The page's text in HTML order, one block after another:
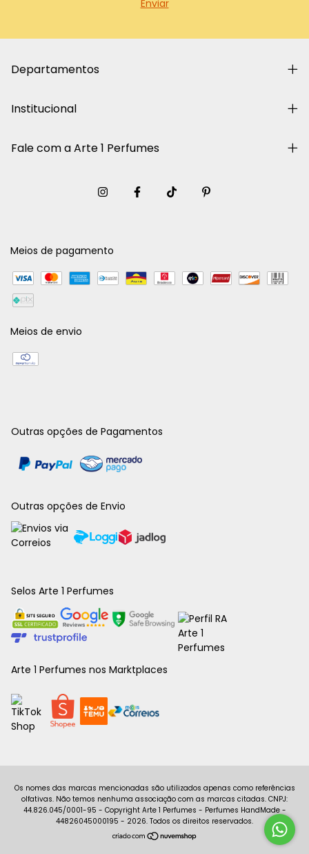
Departamentos
Institucional
Fale com a Arte 1 Perfumes
Meios de pagamento
Meios de envio
Outras opções de Pagamentos
Outras opções de Envio
Selos Arte 1 Perfumes
Arte 1 Perfumes nos Marktplaces
Copyright Arte 1 Perfumes - Perfumes HandMade -
44826045000195 - 2026. Todos os direitos reservados.